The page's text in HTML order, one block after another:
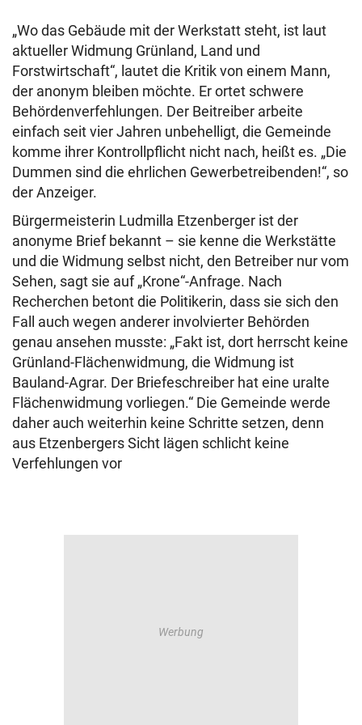
„Wo das Gebäude mit der Werkstatt steht, ist laut
aktueller Widmung Grünland, Land und
Forstwirtschaft“, lautet die Kritik von einem Mann,
der anonym bleiben möchte. Er ortet schwere
Behördenverfehlungen. Der Beitreiber arbeite
einfach seit vier Jahren unbehelligt, die Gemeinde
komme ihrer Kontrollpflicht nicht nach, heißt es. „Die
Dummen sind die ehrlichen Gewerbetreibenden!“, so
der Anzeiger.
Bürgermeisterin Ludmilla Etzenberger ist der
anonyme Brief bekannt – sie kenne die Werkstätte
und die Widmung selbst nicht, den Betreiber nur vom
Sehen, sagt sie auf „Krone“-Anfrage. Nach
Recherchen betont die Politikerin, dass sie sich den
Fall auch wegen anderer involvierter Behörden
genau ansehen musste: „Fakt ist, dort herrscht keine
Grünland-Flächenwidmung, die Widmung ist
Bauland-Agrar. Der Briefeschreiber hat eine uralte
Flächenwidmung vorliegen.“ Die Gemeinde werde
daher auch weiterhin keine Schritte setzen, denn
aus Etzenbergers Sicht lägen schlicht keine
Verfehlungen vor